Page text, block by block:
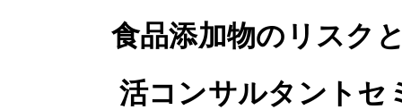
食品添加物のリスク
活コンサルタントセ